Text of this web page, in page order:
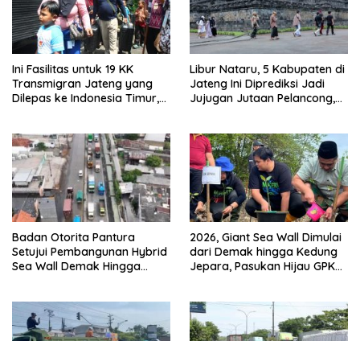
Ini Fasilitas untuk 19 KK
Transmigran Jateng yang
Dilepas ke Indonesia Timur,
Tahun
Libur Nataru, 5 Kabupaten di
Jateng Ini Diprediksi Jadi
Jujugan Jutaan Pelancong,
Badan Otorita Pantura
Setujui Pembangunan Hybrid
Sea Wall Demak Hingga
2026, Giant Sea Wall Dimulai
dari Demak hingga Kedung
Jepara, Pasukan Hijau GPK